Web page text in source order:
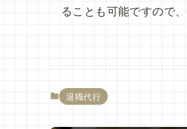
ることも可能ですので
退職代行